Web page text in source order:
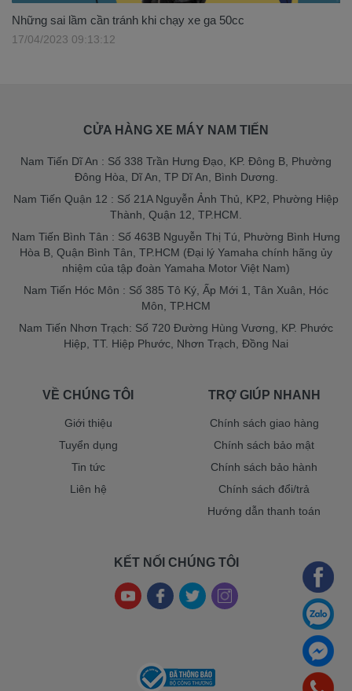
Những sai lầm cần tránh khi chạy xe ga 50cc
17/04/2023 09:13:12
CỬA HÀNG XE MÁY NAM TIẾN
Nam Tiến Dĩ An : Số 338 Trần Hưng Đạo, KP. Đông B, Phường
Đông Hòa, Dĩ An, TP Dĩ An, Bình Dương.
Nam Tiến Quận 12 : Số 21A Nguyễn Ảnh Thủ, KP2, Phường Hiệp
Thành, Quận 12, TP.HCM.
Nam Tiến Bình Tân : Số 463B Nguyễn Thị Tú, Phường Bình Hưng
Hòa B, Quận Bình Tân, TP.HCM (Đại lý Yamaha chính hãng ủy
nhiệm của tập đoàn Yamaha Motor Việt Nam)
Nam Tiến Hóc Môn : Số 385 Tô Ký, Ấp Mới 1, Tân Xuân, Hóc
Môn, TP.HCM
Nam Tiến Nhơn Trạch: Số 720 Đường Hùng Vương, KP. Phước
Hiệp, TT. Hiệp Phước, Nhơn Trạch, Đồng Nai
VỀ CHÚNG TÔI
Giới thiệu
Tuyển dụng
Tin tức
Liên hệ
TRỢ GIÚP NHANH
Chính sách giao hàng
Chính sách bảo mật
Chính sách bảo hành
Chính sách đổi/trả
Hướng dẫn thanh toán
KẾT NỐI CHÚNG TÔI